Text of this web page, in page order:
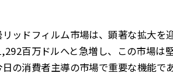
ッドフィルム市場は、顕著な拡大を
百万ドルへと急増し、この市場は
の消費者主導の市場で重要な機能で